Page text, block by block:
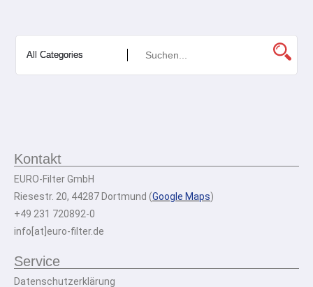
Kontakt
EURO-Filter GmbH
Riesestr. 20, 44287 Dortmund (Google Maps)
+49 231 720892-0
info[at]euro-filter.de
Service
Datenschutzerklärung